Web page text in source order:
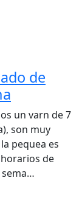
de
un varn de 7
son muy
pequea es
de